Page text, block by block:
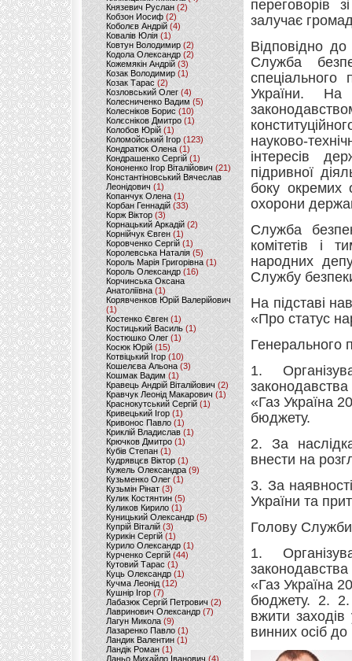
Князевич Руслан (2)
Кобзон Иосиф(2)
Коболєв Андрій (4)
Ковалів Юлія(1)
Ковтун Володимир (2)
Кодола Олександр (2)
Кожемякін Андрій (3)
Козак Володимир (1)
Козак Тарас (2)
Козловський Олег(4)
Колесниченко Вадим (5)
Колесніков Борис (10)
Колєсніков Дмитро (1)
Колобов Юрій (1)
Коломойський Ігор (123)
Кондратюк Олена(1)
Кондрашенко Сергій (1)
Кононенко Ігор Віталійович (21)
Константіновський Вячеслав
Леонідович (1)
Копанчук Олена (1)
Корбан Геннадій (33)
Корж Віктор (3)
Корнацький Аркадій (2)
Корнійчук Євген (1)
Коровченко Сергій (1)
Королевська Наталія(5)
Король Марія Григорівна (1)
Король Олександр (16)
Корчинська Оксана
Анатоліївна (1)
Корявченков Юрій Валерійович
(1)
Костенко Євген (1)
Костицький Василь (1)
Костюшко Олег (1)
Косюк Юрій (15)
Котвіцький Ігор (10)
Кошелєва Альона(3)
Кошмак Вадим (1)
Кравець Андрій Віталійович (2)
Кравчук Леонід Макарович (1)
Краснокутський Сергій (1)
Кривецький Ігор (1)
Кривонос Павло (1)
Криклій Владислав (1)
Крючков Дмитро(1)
Кубів Степан(1)
Кудрявцєв Віктор (1)
Кужель Олександра (9)
Кузьменко Олег (1)
Кузьмін Рінат(3)
Кулик Костянтин(5)
Куликов Кирило (1)
Куницький Олександр (5)
Купрій Віталій (3)
Курикін Сергій(1)
Курило Олександр (1)
Курченко Сергій (44)
Кутовий Тарас (1)
Куць Олександр (1)
Кучма Леонід (12)
Кушнір Ігор(7)
Лабазюк Сергій Петрович (2)
Лавринович Олександр(7)
Лагун Микола(9)
Лазаренко Павло (1)
Ландик Валентин (1)
Ландік Роман (1)
Ланьо Михайло Іванович(4)
переговорів
залучає
Відповідно
Служба
України.
науково-
інтересів
підривної
боку окремих
охорони
Служба
комітетів і
народних
Службу
На підставі
«Про статус
Генерального
1.
«Газ Україна
бюджету.
2. За
внести на
3. За
України та
Голову Служби
1.
«Газ Україна
бюджету. 2. 2.
вжити
винних осіб до